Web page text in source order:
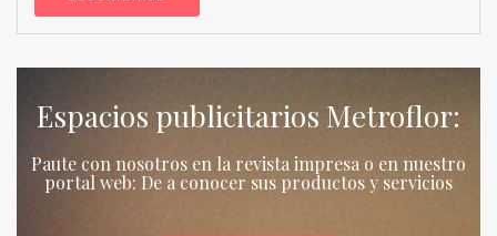
Espacios publicitarios Metroflor:
Paute con nosotros en la revista impresa o en nuestro
portal web: De a conocer sus productos y servicios